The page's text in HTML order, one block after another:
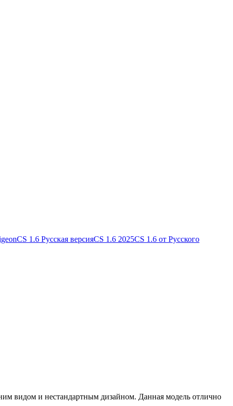
CS 1.6 Русская версияCS 1.6 2025CS 1.6 от Русского
видом и нестандартным дизайном. Данная модель отлично